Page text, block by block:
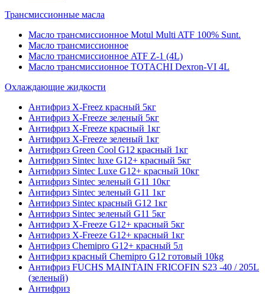
Трансмиссионные масла
Масло трансмиссионное Motul Multi ATF 100% Sunt.
Масло трансмиссионное
Масло трансмиссионное ATF Z-1 (4L)
Масло трансмиссионное TOTACHI Dexron-VI 4L
Охлаждающие жидкости
Антифриз X-Freez красный 5кг
Антифриз X-Freeze зеленый 5кг
Антифриз X-Freeze красный 1кг
Антифриз X-Freeze зеленый 1кг
Антифриз Green Cool G12 красный 1кг
Антифриз Sintec luxe G12+ красный 5кг
Антифриз Sintec Luxe G12+ красный 10кг
Антифриз Sintec зеленый G11 10кг
Антифриз Sintec зеленый G11 1кг
Антифриз Sintec красный G12 1кг
Антифриз Sintec зеленый G11 5кг
Антифриз X-Freeze G12+ красный 5кг
Антифриз X-Freeze G12+ красный 1кг
Антифриз Chemipro G12+ красный 5л
Антифриз красный Chemipro G12 готовый 10kg
Антифриз FUCHS MAINTAIN FRICOFIN S23 -40 / 205L
(зеленый)
Антифриз